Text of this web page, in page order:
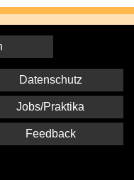
Datenschutz
Jobs/Praktika
Feedback